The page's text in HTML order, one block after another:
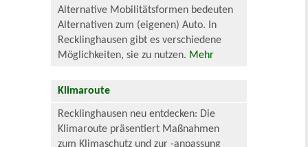
Alternative Mobilitätsformen bedeuten
Alternativen zum (eigenen) Auto. In
Recklinghausen gibt es verschiedene
Möglichkeiten, sie zu nutzen. Mehr
Klimaroute
Recklinghausen neu entdecken: Die
Klimaroute präsentiert Maßnahmen
zum Klimaschutz und zur -anpassung